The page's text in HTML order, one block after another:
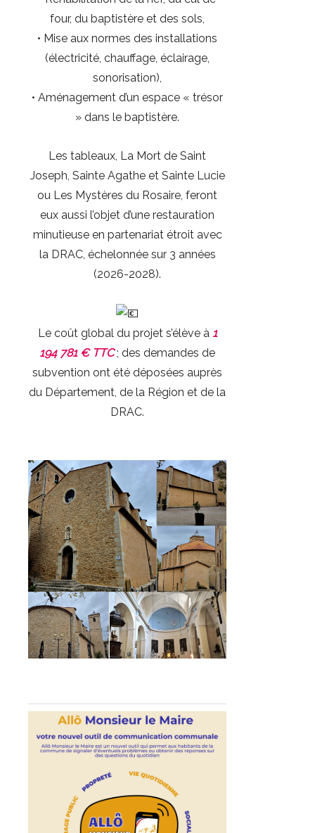
four, du baptistère et des sols,
• Mise aux normes des installations
(électricité, chauffage, éclairage,
sonorisation),
• Aménagement d’un espace « trésor
» dans le baptistère.
Les tableaux, La Mort de Saint
Joseph, Sainte Agathe et Sainte Lucie
ou Les Mystères du Rosaire, feront
eux aussi l’objet d’une restauration
minutieuse en partenariat étroit avec
la DRAC, échelonnée sur 3 années
(2026-2028).
Le coût global du projet s’élève à 1
194 781 € TTC; des demandes de
subvention ont été déposées auprès
du Département, de la Région et de la
DRAC.